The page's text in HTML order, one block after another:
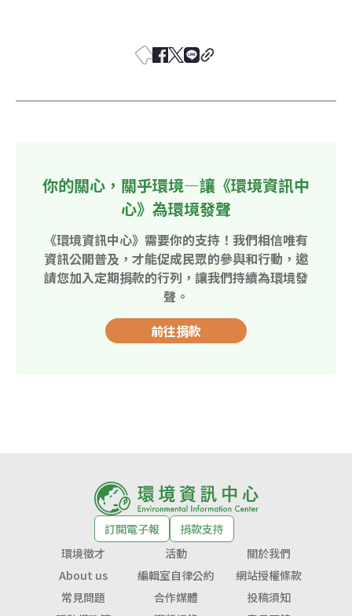
你的關心，關乎環境—讓《環境資訊中
心》為環境發聲
《環境資訊中心》需要你的支持！我們相信唯有
資訊公開普及，才能促成民眾的參與和行動，邀
請您加入定期捐款的行列，讓我們持續為環境發
聲。
前往捐款
訂閱電子報
捐款支持
環境徵才
活動
關於我們
About us
編輯室自律公約
網站授權條款
常見問題
合作媒體
投稿須知